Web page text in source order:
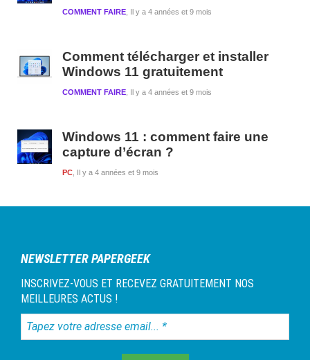
Il y a 4 années et 9 mois
COMMENT FAIRE
Comment télécharger et installer
Windows 11 gratuitement
Il y a 4 années et 9 mois
COMMENT FAIRE
Windows 11 : comment faire une
capture d’écran ?
Il y a 4 années et 9 mois
PC
NEWSLETTER PAPERGEEK
INSCRIVEZ-VOUS ET RECEVEZ GRATUITEMENT NOS
MEILLEURES ACTUS !
Tapez
votre